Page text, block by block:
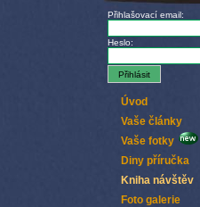
Přihlašovací email:
Heslo:
Úvod
Vaše články
Vaše fotky
Diny příručka
Kniha návštěv
Foto galerie